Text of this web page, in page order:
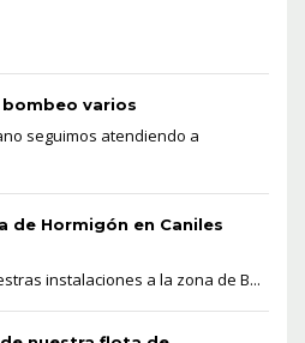
varios
seguimos atendiendo a
de Hormigón en Caniles
instalaciones a la zona de B...